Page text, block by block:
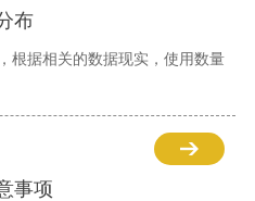
布
根据相关的数据现实，使用数量
事项